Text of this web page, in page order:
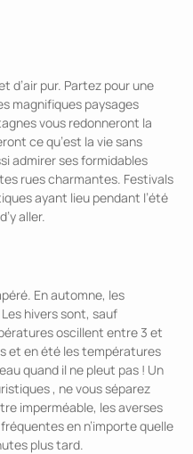
d’air pur. Partez pour une
magnifiques paysages
vous redonneront la
ce qu’est la vie sans
admirer ses formidables
rues charmantes. Festivals
ayant lieu pendant l’été
aller.
En automne, les
hivers sont, sauf
oscillent entre 3 et
et en été les températures
quand il ne pleut pas ! Un
, ne vous séparez
imperméable, les averses
en n’importe quelle
plus tard.